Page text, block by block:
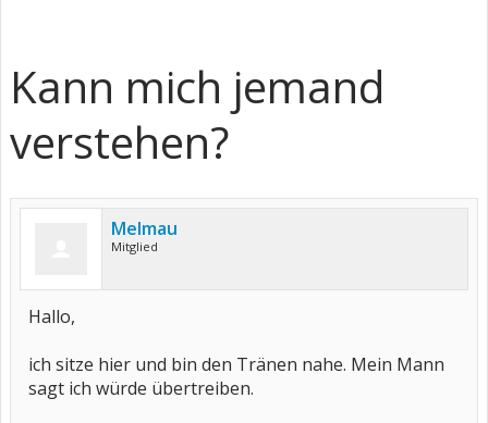
Kann mich jemand
verstehen?
Melmau
Mitglied
Hallo,
ich sitze hier und bin den Tränen nahe. Mein Mann
sagt ich würde übertreiben.